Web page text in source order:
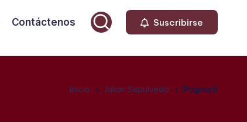
Contáctenos Suscribirse
Inicio Julian Sepulveda Página 6